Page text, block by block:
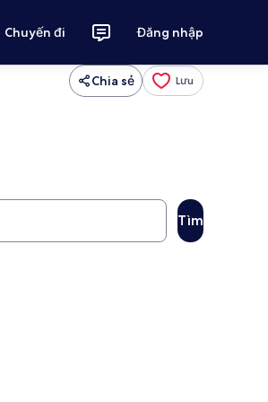
Chuyến đi Đăng nhập
Chia sẻ Lưu
Tìm